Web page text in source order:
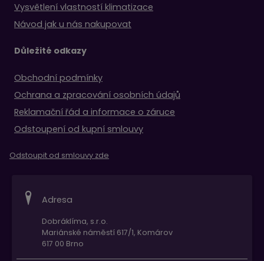
Vysvětlení vlastností klimatizace
Návod jak u nás nakupovat
Důležité odkazy
Obchodní podmínky
Ochrana a zpracování osobních údajů
Reklamační řád a informace o záruce
Odstoupení od kupní smlouvy
Odstoupit od smlouvy zde
Adresa
Dobráklíma, s.r.o.
Mariánské náměstí 617/1, Komárov
617 00 Brno